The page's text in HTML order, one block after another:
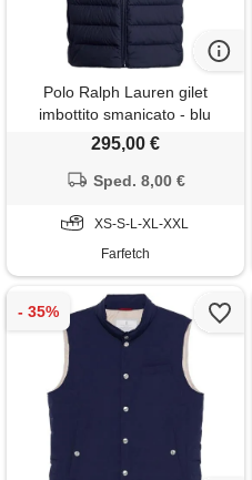
Polo Ralph Lauren gilet
imbottito smanicato - blu
295,00 €
Sped. 8,00 €
XS-S-L-XL-XXL
Farfetch